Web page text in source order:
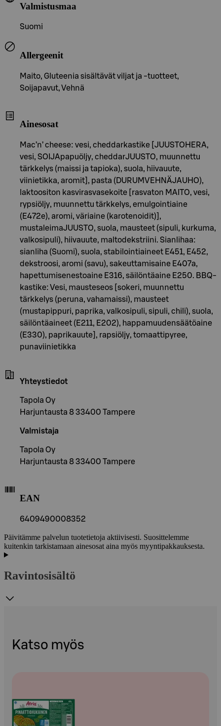
Valmistusmaa
Suomi
Allergeenit
Maito, Gluteenia sisältävät viljat ja -tuotteet,
Soijapavut, Vehnä
Ainesosat
Mac’n’ cheese: vesi, cheddarkastike [JUUSTOHERA,
vesi, SOIJApapuöljy, cheddarJUUSTO, muunnettu
tärkkelys (maissi ja tapioka), suola, hiivauute,
viinietikka, aromit], pasta (DURUMVEHNÄJAUHO),
laktoositon kasvirasvasekoite [rasvaton MAITO, vesi,
rypsiöljy, muunnettu tärkkelys, emulgointiaine
(E472e), aromi, väriaine (karotenoidit)],
mustaleimaJUUSTO, suola, mausteet (sipuli, kurkuma,
valkosipuli), hiivauute, maltodekstriini. Sianlihaa:
sianliha (Suomi), suola, stabilointiaineet E451, E452,
dekstroosi, aromi (savu), sakeuttamisaine E407a,
hapettumisenestoaine E316, säilöntäaine E250. BBQ-
kastike: Vesi, mausteseos [sokeri, muunnettu
tärkkelys (peruna, vahamaissi), mausteet
(mustapippuri, paprika, valkosipuli, sipuli, chili), suola,
säilöntäaineet (E211, E202), happamuudensäätöaine
(E330), paprikauute], rapsiöljy, tomaattipyree,
punaviinietikka
Yhteystiedot
Tapola Oy
Harjuntausta 8 33400 Tampere
Valmistaja
Tapola Oy
Harjuntausta 8 33400 Tampere
EAN
6409490008352
Päivitämme palvelun tuotetietoja aktiivisesti. Suosittelemme
kuitenkin tarkistamaan ainesosat aina myös myyntipakkauksesta.
Ravintosisältö
Katso myös